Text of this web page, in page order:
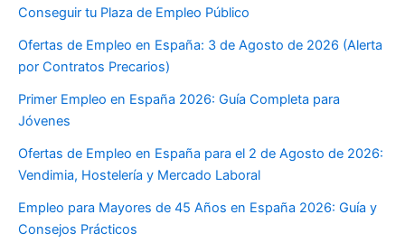
Conseguir tu Plaza de Empleo Público
Ofertas de Empleo en España: 3 de Agosto de 2026 (Alerta
por Contratos Precarios)
Primer Empleo en España 2026: Guía Completa para
Jóvenes
Ofertas de Empleo en España para el 2 de Agosto de 2026:
Vendimia, Hostelería y Mercado Laboral
Empleo para Mayores de 45 Años en España 2026: Guía y
Consejos Prácticos